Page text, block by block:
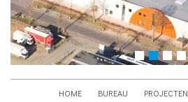
HOME BUREAU PROJECTEN